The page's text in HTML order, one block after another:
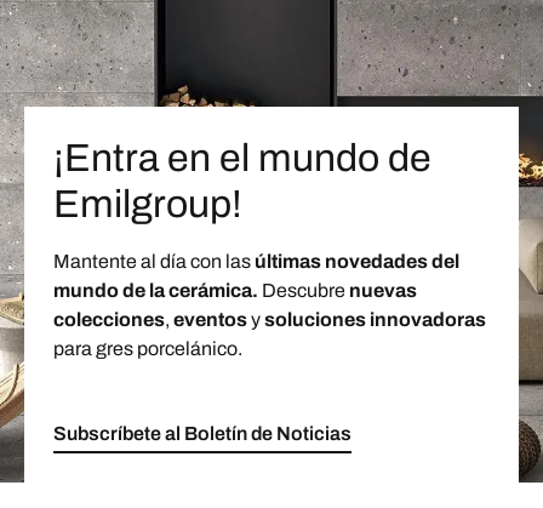
¡Entra en el mundo de
Emilgroup!
Mantente al día con las últimas novedades del
mundo de la cerámica. Descubre nuevas
colecciones, eventosysoluciones innovadoras
para gres porcelánico.
Subscríbete al Boletín de Noticias